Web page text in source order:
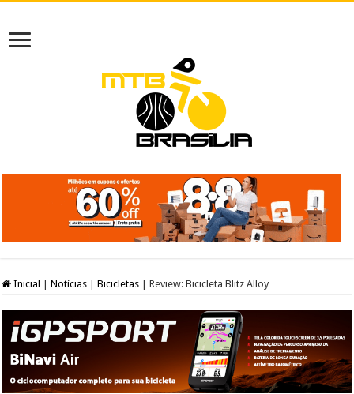
Inicial Notícias Bicicletas Review: Bicicleta Blitz Alloy